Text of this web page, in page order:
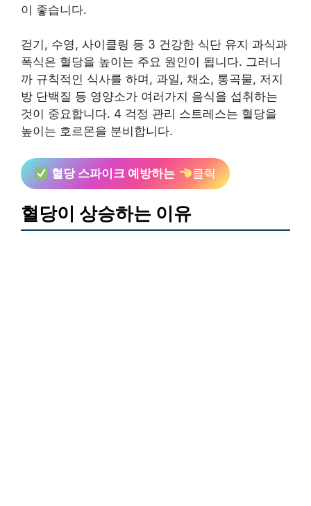
이 좋습니다.
걷기, 수영, 사이클링 등 3 건강한 식단 유지 과식과
폭식은 혈당을 높이는 주요 원인이 됩니다. 그러니
까 규칙적인 식사를 하며, 과일, 채소, 통곡물, 저지
방 단백질 등 영양소가 여러가지 음식을 섭취하는
것이 중요합니다. 4 걱정 관리 스트레스는 혈당을
높이는 호르몬을 분비합니다.
혈당 스파이크 예방하는 클릭
혈당이 상승하는 이유